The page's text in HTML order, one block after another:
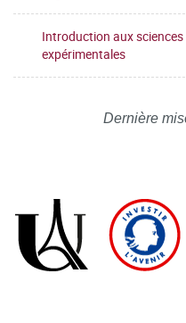
Introduction aux sciences
expérimentales
Dernière